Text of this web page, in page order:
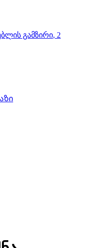
გამზირი, 2